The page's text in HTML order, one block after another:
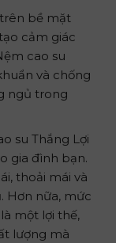
bề mặt
cảm giác
cao su
và chống
ngủ trong
su Thắng Lợi
gia đình bạn.
thoải mái và
Hơn nữa, mức
một lợi thế,
lượng mà